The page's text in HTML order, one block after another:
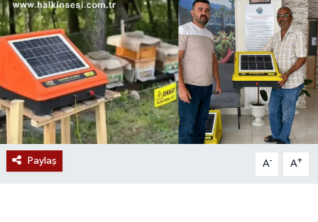
Paylaş A- A+
Bolu
ÇEVRE
BİLİM VE TEKNOLOJİ
DUNYA